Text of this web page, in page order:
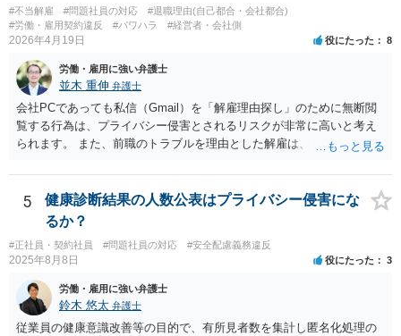
いのではないかと思います。
#不当解雇 #問題社員の対応
#退職理由(自己都合・会社都合)
#労働・雇用契約違反
#パワハラ #経営者・会社側
2026年4月19日 役にたった 8
労働・雇用に強い弁護士
並木 重伸 弁護士
会社PCであっても私信（Gmail）を「解雇理由探し」のために無断閲
覧する行為は、プライバシー侵害とされるリスクが非常に高いと考え
られます。 また、前職のトラブルを理由とした解雇は、 採用時に虚偽
メールの内容には触れず、現在の「素行の悪さ」に関する事情を具体
的に記録してください。注意・指導を繰り返しても改善されないとい
うプロセスを積み上げ、段階的に懲戒や退職勧奨を検討するのが安全
な進め方です。
5
健康診断結果の人数公表はプライバシー侵害にな
るか？
#正社員・契約社員 #問題社員の対応 #安全配慮義務違反
2025年8月8日 役にたった 3
労働・雇用に強い弁護士
鈴木 悠太 弁護士
従業員の健康意識改善等の目的で、有所見者数を集計し匿名化処理の